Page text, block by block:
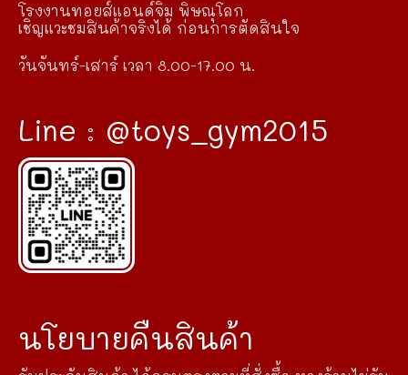
โรงงานทอยส์แอนด์จิม พิษณุโลก
เชิญแวะชมสินค้าจริงได้ ก่อนการตัดสินใจ
วันจันทร์-เสาร์ เวลา 8.00-17.00 น.
Line : @toys_gym2015
นโยบายคืนสินค้า